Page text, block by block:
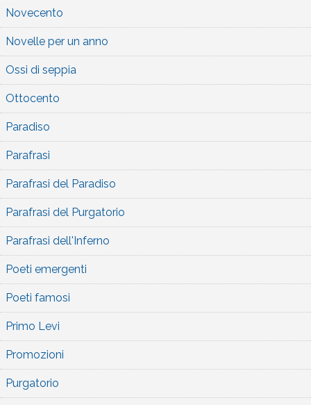
Novecento
Novelle per un anno
Ossi di seppia
Ottocento
Paradiso
Parafrasi
Parafrasi del Paradiso
Parafrasi del Purgatorio
Parafrasi dell'Inferno
Poeti emergenti
Poeti famosi
Primo Levi
Promozioni
Purgatorio